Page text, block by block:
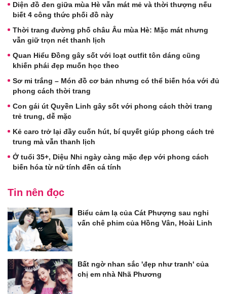
Diện đồ đen giữa mùa Hè vẫn mát mẻ và thời thượng nếu
biết 4 công thức phối đồ này
Thời trang đường phố châu Âu mùa Hè: Mặc mát nhưng
vẫn giữ trọn nét thanh lịch
Quan Hiểu Đồng gây sốt với loạt outfit tôn dáng cũng
khiến phái đẹp muốn học theo
Sơ mi trắng – Món đồ cơ bản nhưng có thể biến hóa với đủ
phong cách thời trang
Con gái út Quyền Linh gây sốt với phong cách thời trang
trẻ trung, dễ mặc
Kẻ caro trở lại đầy cuốn hút, bí quyết giúp phong cách trẻ
trung mà vẫn thanh lịch
Ở tuổi 35+, Diệu Nhi ngày càng mặc đẹp với phong cách
biến hóa từ nữ tính đến cá tính
Tin nên đọc
Biểu cảm lạ của Cát Phượng sau nghi
vấn chê phim của Hồng Vân, Hoài Linh
Bất ngờ nhan sắc 'đẹp như tranh' của
chị em nhà Nhã Phương